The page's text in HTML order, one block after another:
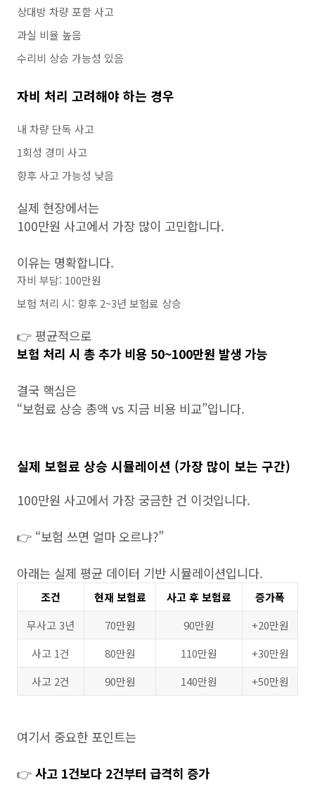
상대방 차량 포함 사고
과실 비율 높음
수리비 상승 가능성 있음
자비 처리 고려해야 하는 경우
내 차량 단독 사고
1회성 경미 사고
향후 사고 가능성 낮음
실제 현장에서는
100만원 사고에서 가장 많이 고민합니다.
이유는 명확합니다.
자비 부담: 100만원
보험 처리 시: 향후 2~3년 보험료 상승
👉 평균적으로
보험 처리 시 총 추가 비용 50~100만원 발생 가능
결국 핵심은
“보험료 상승 총액 vs 지금 비용 비교”입니다.
실제 보험료 상승 시뮬레이션 (가장 많이 보는 구간)
100만원 사고에서 가장 궁금한 건 이것입니다.
👉 “보험 쓰면 얼마 오르냐?”
아래는 실제 평균 데이터 기반 시뮬레이션입니다.
조건 현재 보험료 사고 후 보험료
증가폭
무사고 3년
70만원 90만원
+20만원
사고 1건
80만원 110만원
+30만원
사고 2건
90만원 140만원 +50만원
여기서 중요한 포인트는
👉 사고 1건보다 2건부터 급격히 증가